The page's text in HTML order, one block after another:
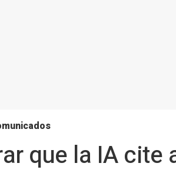
que la IA